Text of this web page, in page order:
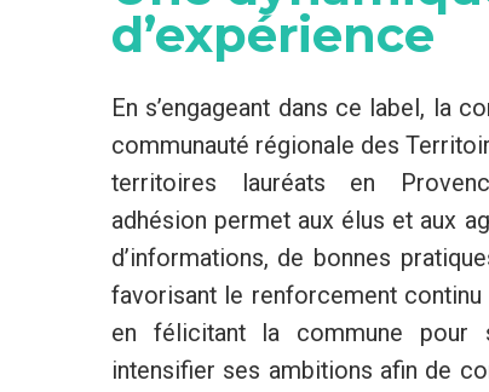
d’expérience
En s’engageant dans ce label, la
communauté régionale des
territoires lauréats en
adhésion permet aux élus et aux
d’informations, de bonnes
favorisant le renforcement continu
en félicitant la commune pour
intensifier ses ambitions afin de